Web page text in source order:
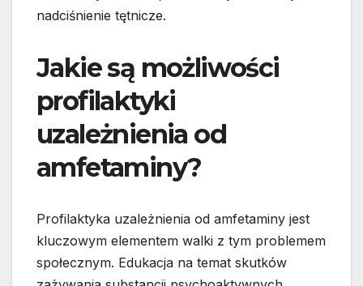
nadciśnienie tętnicze.
Jakie są możliwości
profilaktyki
uzależnienia od
amfetaminy?
Profilaktyka uzależnienia od amfetaminy jest
kluczowym elementem walki z tym problemem
społecznym. Edukacja na temat skutków